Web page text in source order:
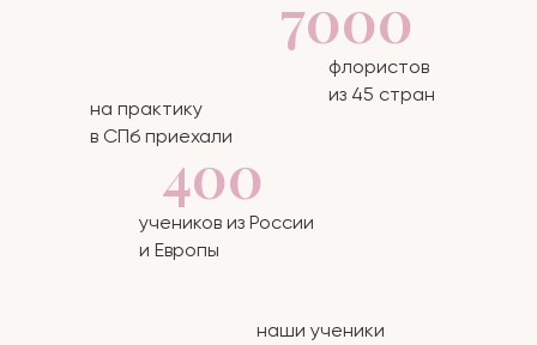
7000
флористов
из 45 стран
400
на практику
в СПб приехали
учеников из России
и Европы
наши ученики